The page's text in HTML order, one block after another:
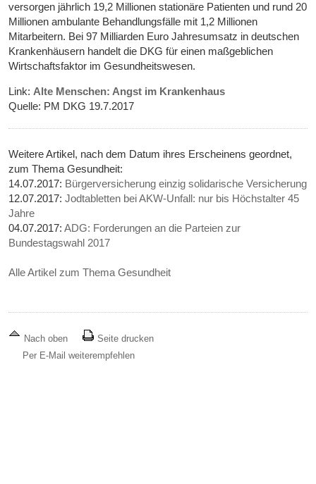
versorgen jährlich 19,2 Millionen stationäre Patienten und rund 20
Millionen ambulante Behandlungsfälle mit 1,2 Millionen
Mitarbeitern. Bei 97 Milliarden Euro Jahresumsatz in deutschen
Krankenhäusern handelt die DKG für einen maßgeblichen
Wirtschaftsfaktor im Gesundheitswesen.
Link: Alte Menschen: Angst im Krankenhaus
Quelle: PM DKG 19.7.2017
Weitere Artikel, nach dem Datum ihres Erscheinens geordnet,
zum Thema Gesundheit:
14.07.2017: Bürgerversicherung einzig solidarische Versicherung
12.07.2017:Jodtabletten bei AKW-Unfall: nur bis Höchstalter 45
Jahre
04.07.2017:ADG: Forderungen an die Parteien zur
Bundestagswahl 2017
Alle Artikel zum Thema Gesundheit
Nach oben
Seite drucken
Per E-Mail weiterempfehlen